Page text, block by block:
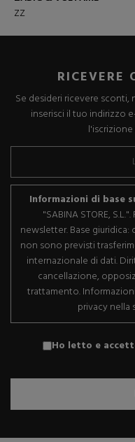
ZZ
RICEVERE
Se desideri ricevere
inserisci il tuo indirizzo
Informazioni di base
"SABINA STORE,
newsletter. Base giuridica:
non sono previsti
internazionale di dati.
cancellazione,
trattamento.
privacy
Ho letto e